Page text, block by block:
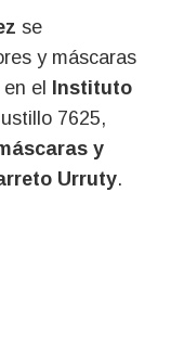
se
y máscaras
el
Instituto
7625,
y
Urruty.